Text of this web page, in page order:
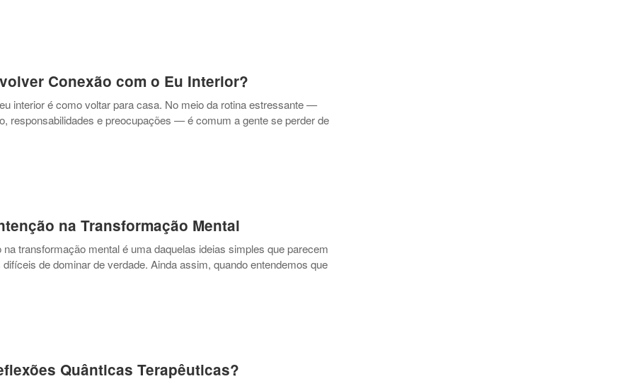
Conexão com o Eu Interior?
interior é como voltar para casa. No meio da rotina estressante —
responsabilidades e preocupações — é comum a gente se perder de
na Transformação Mental
na transformação mental é uma daquelas ideias simples que parecem
de dominar de verdade. Ainda assim, quando entendemos que
Quânticas Terapêuticas?